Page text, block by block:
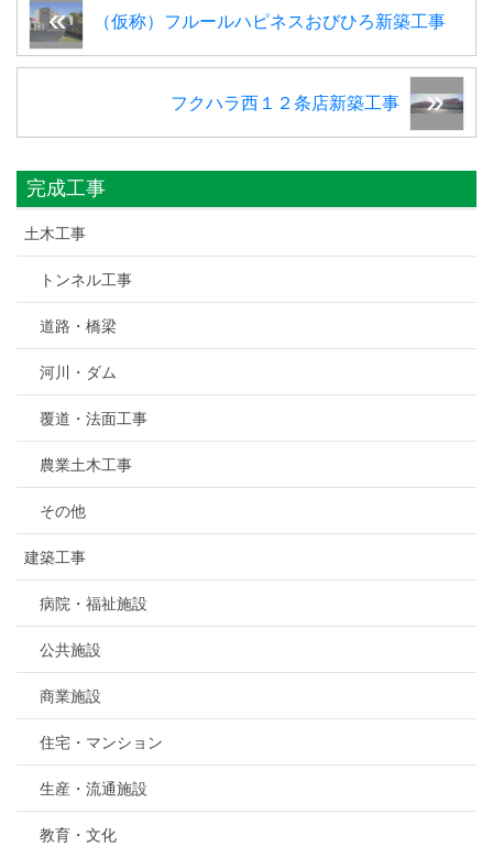
（仮称）フルールハピネスおびひろ新築工事
フクハラ西１２条店新築工事
完成工事
土木工事
トンネル工事
道路・橋梁
河川・ダム
覆道・法面工事
農業土木工事
その他
建築工事
病院・福祉施設
公共施設
商業施設
住宅・マンション
生産・流通施設
教育・文化